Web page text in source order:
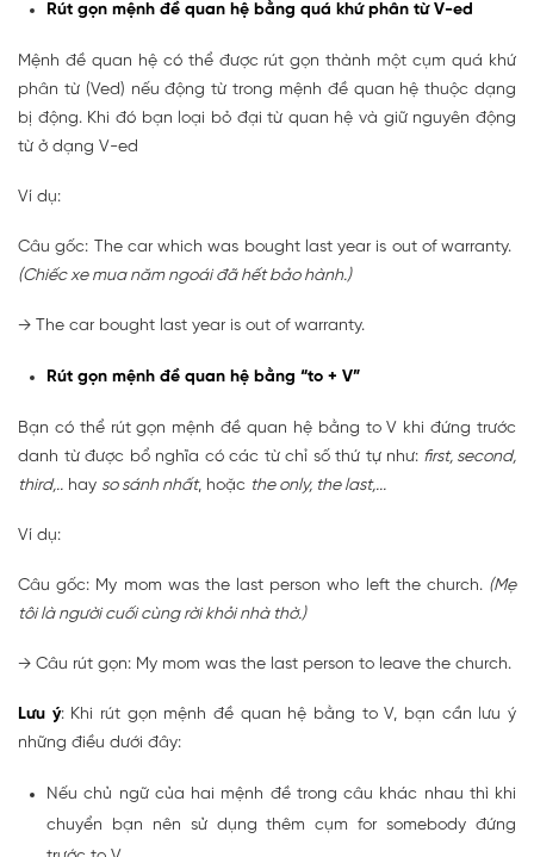
Rút gọn mệnh đề quan hệ bằng quá khứ phân từ V-ed
Mệnh đề quan hệ có thể được rút gọn thành một cụm quá khứ
phân từ (Ved) nếu động từ trong mệnh đề quan hệ thuộc dạng
bị động. Khi đó bạn loại bỏ đại từ quan hệ và giữ nguyên động
từ ở dạng V-ed
Ví dụ:
Câu gốc: The car which was bought last year is out of warranty.
(Chiếc xe mua năm ngoái đã hết bảo hành.)
→ The car bought last year is out of warranty.
Rút gọn mệnh đề quan hệ bằng “to + V”
Bạn có thể rút gọn mệnh đề quan hệ bằng to V khi đứng trước
danh từ được bổ nghĩa có các từ chỉ số thứ tự như: first, second,
third,.. hay so sánh nhất, hoặc the only, the last,...
Ví dụ:
Câu gốc: My mom was the last person who left the church. (Mẹ
tôi là người cuối cùng rời khỏi nhà thờ.)
→ Câu rút gọn: My mom was the last person to leave the church.
Lưu ý: Khi rút gọn mệnh đề quan hệ bằng to V, bạn cần lưu ý
những điều dưới đây:
Nếu chủ ngữ của hai mệnh đề trong câu khác nhau thì khi
chuyển bạn nên sử dụng thêm cụm for somebody đứng